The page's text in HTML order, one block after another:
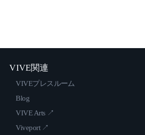
VIVE関連
VIVEプレスルーム
Blog
VIVE Arts ↗
Viveport ↗